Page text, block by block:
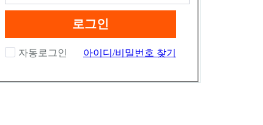
로그인
자동로그인 아이디/비밀번호 찾기